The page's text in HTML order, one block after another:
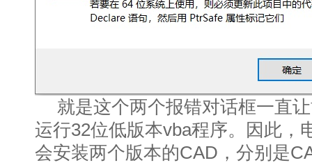
就是这个两个报错对话框一直
运行32位低版本vba程序。因此，
会安装两个版本的CAD，分别是